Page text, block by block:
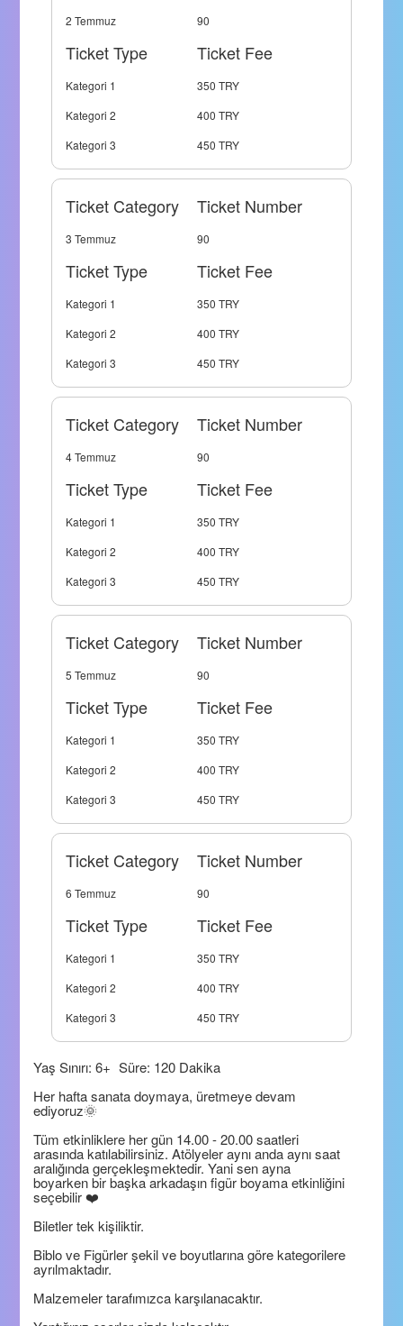
2 Temmuz 90
Ticket Type Ticket Fee
Kategori 1
350 TRY
Kategori 2
400 TRY
Kategori 3
450 TRY
Ticket Category Ticket Number
3 Temmuz 90
Ticket Type Ticket Fee
Kategori 1
350 TRY
Kategori 2
400 TRY
Kategori 3
450 TRY
Ticket Category Ticket Number
4 Temmuz 90
Ticket Type Ticket Fee
Kategori 1
350 TRY
Kategori 2
400 TRY
Kategori 3
450 TRY
Ticket Category Ticket Number
5 Temmuz 90
Ticket Type Ticket Fee
Kategori 1
350 TRY
Kategori 2
400 TRY
Kategori 3
450 TRY
Ticket Category Ticket Number
6 Temmuz 90
Ticket Type Ticket Fee
Kategori 1
350 TRY
Kategori 2
400 TRY
Kategori 3
450 TRY
Yaş Sınırı: 6+ Süre: 120 Dakika
Her hafta sanata doymaya, üretmeye devam
ediyoruz🌞
Tüm etkinliklere her gün 14.00 - 20.00 saatleri
arasında katılabilirsiniz. Atölyeler aynı anda aynı saat
aralığında gerçekleşmektedir. Yani sen ayna
boyarken bir başka arkadaşın figür boyama etkinliğini
seçebilir ❤️
Biletler tek kişiliktir.
Biblo ve Figürler şekil ve boyutlarına göre kategorilere
ayrılmaktadır.
Malzemeler tarafımızca karşılanacaktır.